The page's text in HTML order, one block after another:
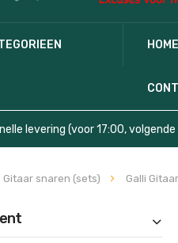
HOME
levering (voor 17:00, volgende
Gitaar snaren (sets) Galli